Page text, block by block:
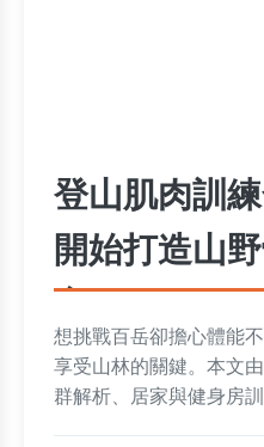
登山肌肉訓
開始打造山
害
想挑戰百岳卻擔心體能
享受山林的關鍵。本文
群解析、居家與健身房